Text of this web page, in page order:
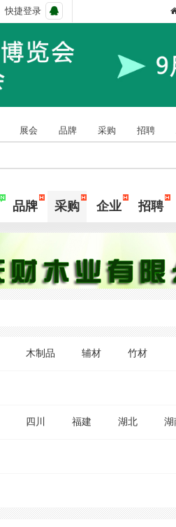
快捷登录
展会 品牌 采购 招聘
品牌 采购 企业 招聘
木制品 辅材 竹材
四川 福建 湖北 湖